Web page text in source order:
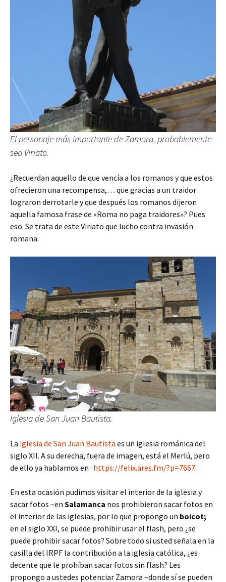
El personaje más importante de Zamora, probablemente
sea Viriato.
¿Recuerdan aquello de que vencía a los romanos y que estos
ofrecieron una recompensa,… que gracias a un traidor
lograron derrotarle y que después los romanos dijeron
aquella famosa frase de «Roma no paga traidores»? Pues
eso. Se trata de este Viriato que lucho contra invasión
romana.
Iglesia de San Juan Bautista.
La iglesia de San Juan Bautista es un iglesia románica del
siglo XII. A su derecha, fuera de imagen, está el Merlú, pero
de ello ya hablamos en : https://felix.ares.fm/?p=7667.
En esta ocasión pudimos visitar el interior de la iglesia y
sacar fotos –en Salamanca nos prohibieron sacar fotos en
el interior de las iglesias, por lo que propongo un boicot;
en el siglo XXI, se puede prohibir usar el flash, pero ¿se
puede prohibir sacar fotos? Sobre todo si usted señala en la
casilla del IRPF la contribución a la iglesia católica, ¿es
decente que le prohíban sacar fotos sin flash? Les
propongo a ustedes potenciar Zamora –donde sí se pueden